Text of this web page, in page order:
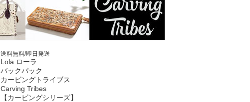
送料無料/即日発送
Lola ローラ
バックパック
カービングトライブス
Carving Tribes
【カービングシリーズ】